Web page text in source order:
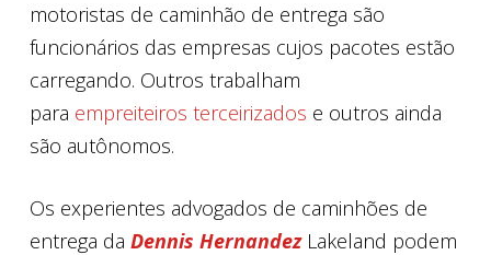
motoristas de caminhão de entrega são
funcionários das empresas cujos pacotes estão
carregando. Outros trabalham
para empreiteiros terceirizados e outros ainda
são autônomos.
Os experientes advogados de caminhões de
entrega da Dennis HernandezLakeland podem